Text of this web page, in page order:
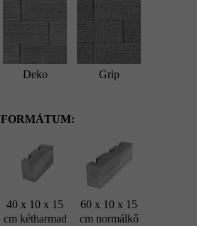
Deko Grip
FORMÁTUM:
40 x 10 x 15
cm kétharmad
60 x 10 x 15
cm normálkő